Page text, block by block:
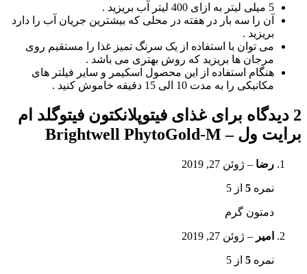
5 میلی لیتر به ازای 400 لیتر آب بریزید .
آن را سه بار در هفته در محلی که بیشترین جریان آب را دارد
بریزید .
می توان با استفاده از یک سرنگ تمیز غذا را مستقیم روی
مرجان ها بریزید که روش بهتری می باشد .
هنگام استفاده از این محصول اسکیمر و سایر فیلتر های
مکانیکی را به مدت 10 الی 15 دقیقه خاموش کنید .
2 دیدگاه برای
غذای فیتوپلانکتون فیتوگلد ام
برایت ول – Brightwell PhytoGold-M
رضا – ژوئن 27, 2019
نمره 5 از 5
دمتون گرم
امیر – ژوئن 27, 2019
نمره 5 از 5